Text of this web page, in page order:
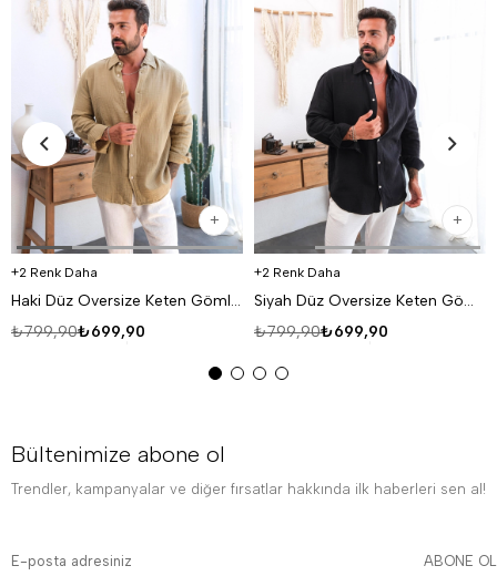
2 Renk Daha
Haki Düz Oversize Keten Gömlek VS4050
₺699,90
₺799,90
2 Renk Daha
Siyah Düz Oversize Keten Gömlek VS4050
₺699,90
₺799,90
Bültenimize abone ol
Trendler, kampanyalar ve diğer fırsatlar hakkında ilk haberleri sen al!
ABONE OL